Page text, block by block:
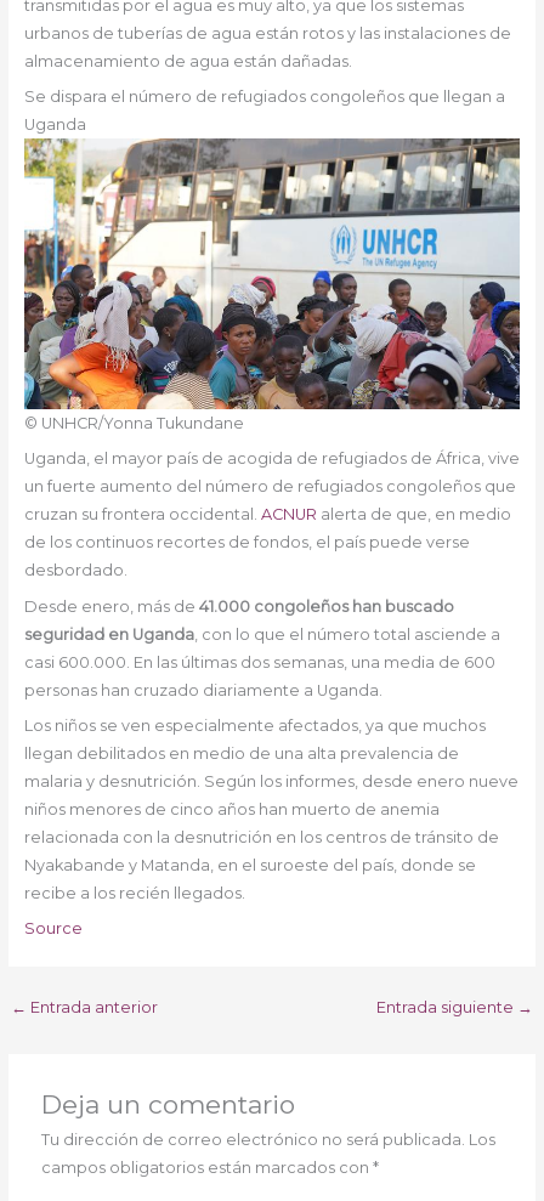
transmitidas por el agua es muy alto, ya que los sistemas
urbanos de tuberías de agua están rotos y las instalaciones de
almacenamiento de agua están dañadas.
Se dispara el número de refugiados congoleños que llegan a
Uganda
© UNHCR/Yonna Tukundane
Uganda, el mayor país de acogida de refugiados de África, vive
un fuerte aumento del número de refugiados congoleños que
cruzan su frontera occidental. ACNUR alerta de que, en medio
de los continuos recortes de fondos, el país puede verse
desbordado.
Desde enero, más de 41.000 congoleños han buscado
seguridad en Uganda, con lo que el número total asciende a
casi 600.000. En las últimas dos semanas, una media de 600
personas han cruzado diariamente a Uganda.
Los niños se ven especialmente afectados, ya que muchos
llegan debilitados en medio de una alta prevalencia de
malaria y desnutrición. Según los informes, desde enero nueve
niños menores de cinco años han muerto de anemia
relacionada con la desnutrición en los centros de tránsito de
Nyakabande y Matanda, en el suroeste del país, donde se
recibe a los recién llegados.
Source
← Entrada anterior Entrada siguiente →
Deja un comentario
Tu dirección de correo electrónico no será publicada. Los
campos obligatorios están marcados con*